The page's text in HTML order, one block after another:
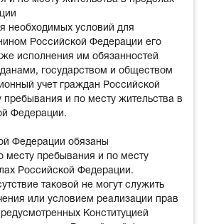
необходимых условий для
Российской Федерации его
исполнения им обязанностей
государством и обществом
учет граждан Российской
и по месту жительства в
Федерации.
Федерации обязаны
месту пребывания и по месту
Российской Федерации.
таковой не могут служить
или условием реализации прав
Конституцией